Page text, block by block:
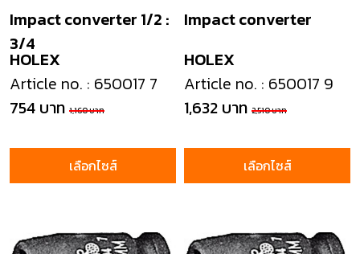
HOLEX
Impact converter 1/2 :
3/4
Article no. : 650017 7
754 บาท 1,160 บาท
เลือกไซส์
HOLEX
Impact converter
Article no. : 650017 9
1,632 บาท 2,510 บาท
เลือกไซส์